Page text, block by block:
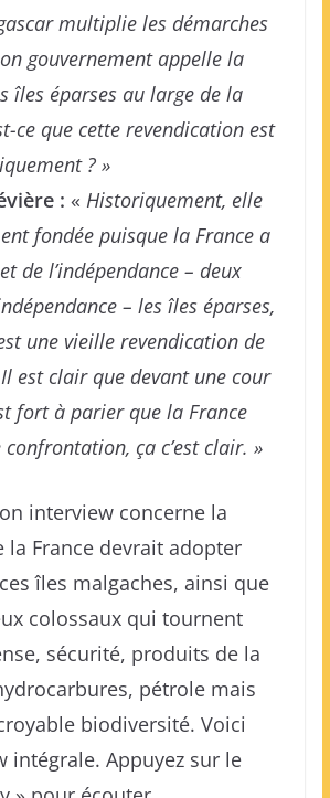
multiplie les démarches
gouvernement appelle la
îles éparses au large de la
ce que cette revendication est
? »
: « Historiquement, elle
fondée puisque la France a
de l’indépendance – deux
– les îles éparses,
une vieille revendication de
est clair que devant une cour
fort à parier que la France
ça c’est clair. »
interview concerne la
la France devrait adopter
îles malgaches, ainsi que
colossaux qui tournent
sécurité, produits de la
pétrole mais
biodiversité. Voici
intégrale. Appuyez sur le